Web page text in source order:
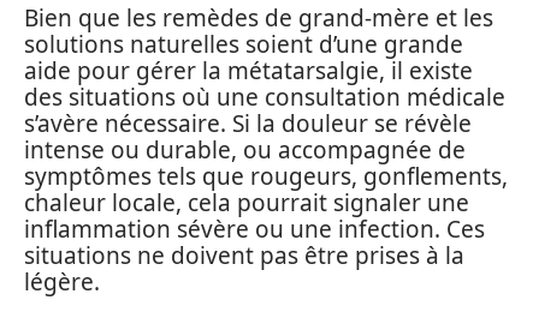
Bien que les remèdes de grand-mère et les
solutions naturelles soient d’une grande
aide pour gérer la métatarsalgie, il existe
des situations où une consultation médicale
s’avère nécessaire. Si la douleur se révèle
intense ou durable, ou accompagnée de
symptômes tels que rougeurs, gonflements,
chaleur locale, cela pourrait signaler une
inflammation sévère ou une infection. Ces
situations ne doivent pas être prises à la
légère.